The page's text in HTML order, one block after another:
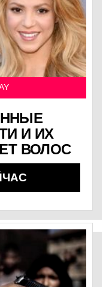
И ИХ
ВОЛОС